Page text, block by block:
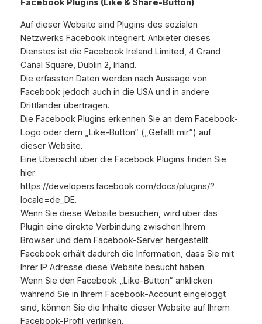
Facebook Plugins (Like & Share-Button)
Auf dieser Website sind Plugins des sozialen
Netzwerks Facebook integriert. Anbieter dieses
Dienstes ist die Facebook Ireland Limited, 4 Grand
Canal Square, Dublin 2, Irland.
Die erfassten Daten werden nach Aussage von
Facebook jedoch auch in die USA und in andere
Drittländer übertragen.
Die Facebook Plugins erkennen Sie an dem Facebook-
Logo oder dem „Like-Button“ („Gefällt mir“) auf
dieser Website.
Eine Übersicht über die Facebook Plugins finden Sie
hier:
https://developers.facebook.com/docs/plugins/?
locale=de_DE.
Wenn Sie diese Website besuchen, wird über das
Plugin eine direkte Verbindung zwischen Ihrem
Browser und dem Facebook-Server hergestellt.
Facebook erhält dadurch die Information, dass Sie mit
Ihrer IP Adresse diese Website besucht haben.
Wenn Sie den Facebook „Like-Button“ anklicken
während Sie in Ihrem Facebook-Account eingeloggt
sind, können Sie die Inhalte dieser Website auf Ihrem
Facebook-Profil verlinken.